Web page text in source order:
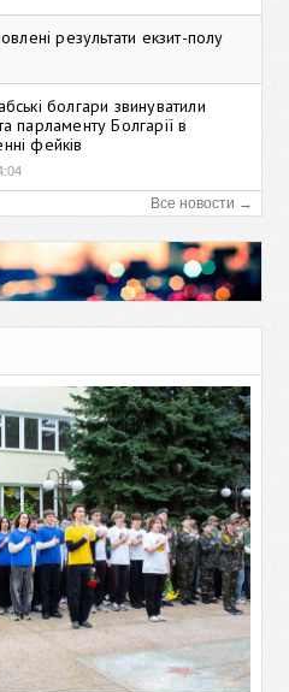
результати екзит-полу
болгари звинуватили
парламенту Болгарії в
фейків
Все новости →